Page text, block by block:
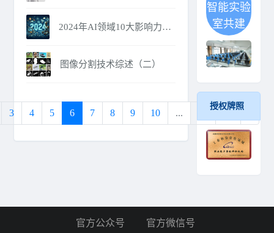
2024年AI领域10大影响力事件
图像分割技术综述（二）
3 4 5 6 7 8 9 10 ... 19
智能实验
室共建
授权牌照
官方公众号 官方微信号